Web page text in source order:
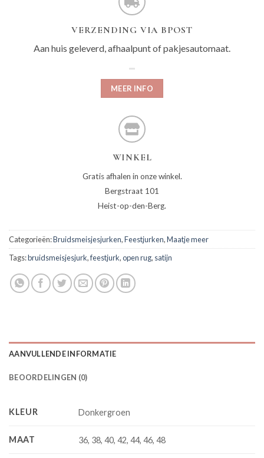
VERZENDING VIA BPOST
Aan huis geleverd, afhaalpunt of pakjesautomaat.
MEER INFO
WINKEL
Gratis afhalen in onze winkel.
Bergstraat 101
Heist-op-den-Berg.
Categorieën:Bruidsmeisjesjurken,Feestjurken,Maatje meer
Tags:bruidsmeisjesjurk,feestjurk,open rug, satijn
AANVULLENDE INFORMATIE
BEOORDELINGEN (0)
KLEUR Donkergroen
MAAT 36, 38, 40, 42, 44, 46, 48